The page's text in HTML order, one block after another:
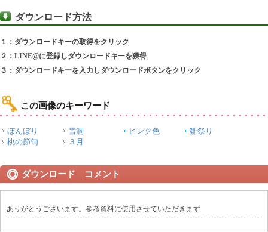
ダウンロード方法
１：ダウンロードキーの取得をクリック
２：LINE@に登録しダウンロードキーを獲得
３：ダウンロードキーを入力しダウンロードボタンをクリック
この画像のキーワード
ぼんぼり 雪洞 ピンク色
雛祭り
桃の節句
３月
ダウンロード コメント
ありがとうございます。参考資料に使用させていただきます